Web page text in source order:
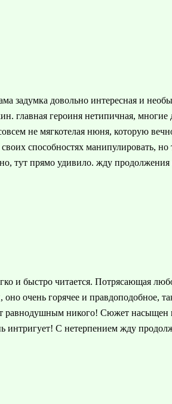
задумка довольно интересная и
главная героиня нетипичная, многие
не мягкотелая нюня, которую
способностях манипулировать, но
тут прямо удивило. жду продолжения
и быстро читается. Потрясающая
очень горячее и правдоподобное,
равнодушным никого! Сюжет насыщен
интригует! С нетерпением жду